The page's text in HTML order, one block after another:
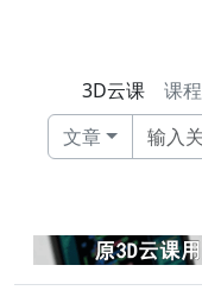
3D云课 课程
文章